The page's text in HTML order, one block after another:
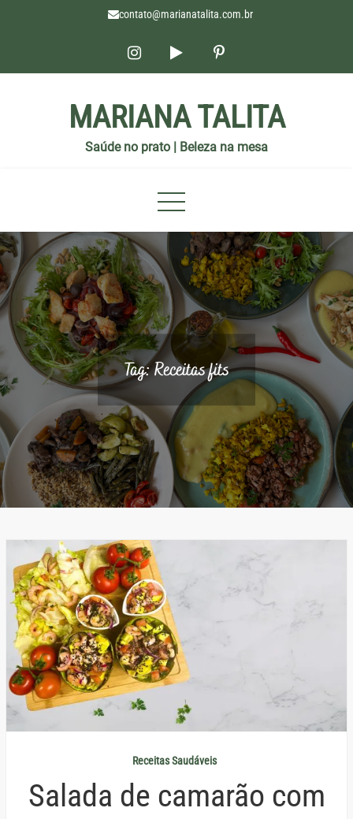
contato@marianatalita.com.br
MARIANA TALITA
Saúde no prato | Beleza na mesa
Tag:Receitas fits
Receitas Saudáveis
Salada de camarão com